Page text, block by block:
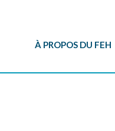
À PROPOS DU FEH